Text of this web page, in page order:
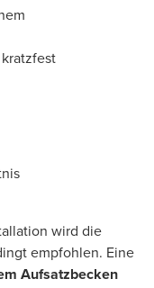
wird die
empfohlen. Eine
Aufsatzbecken